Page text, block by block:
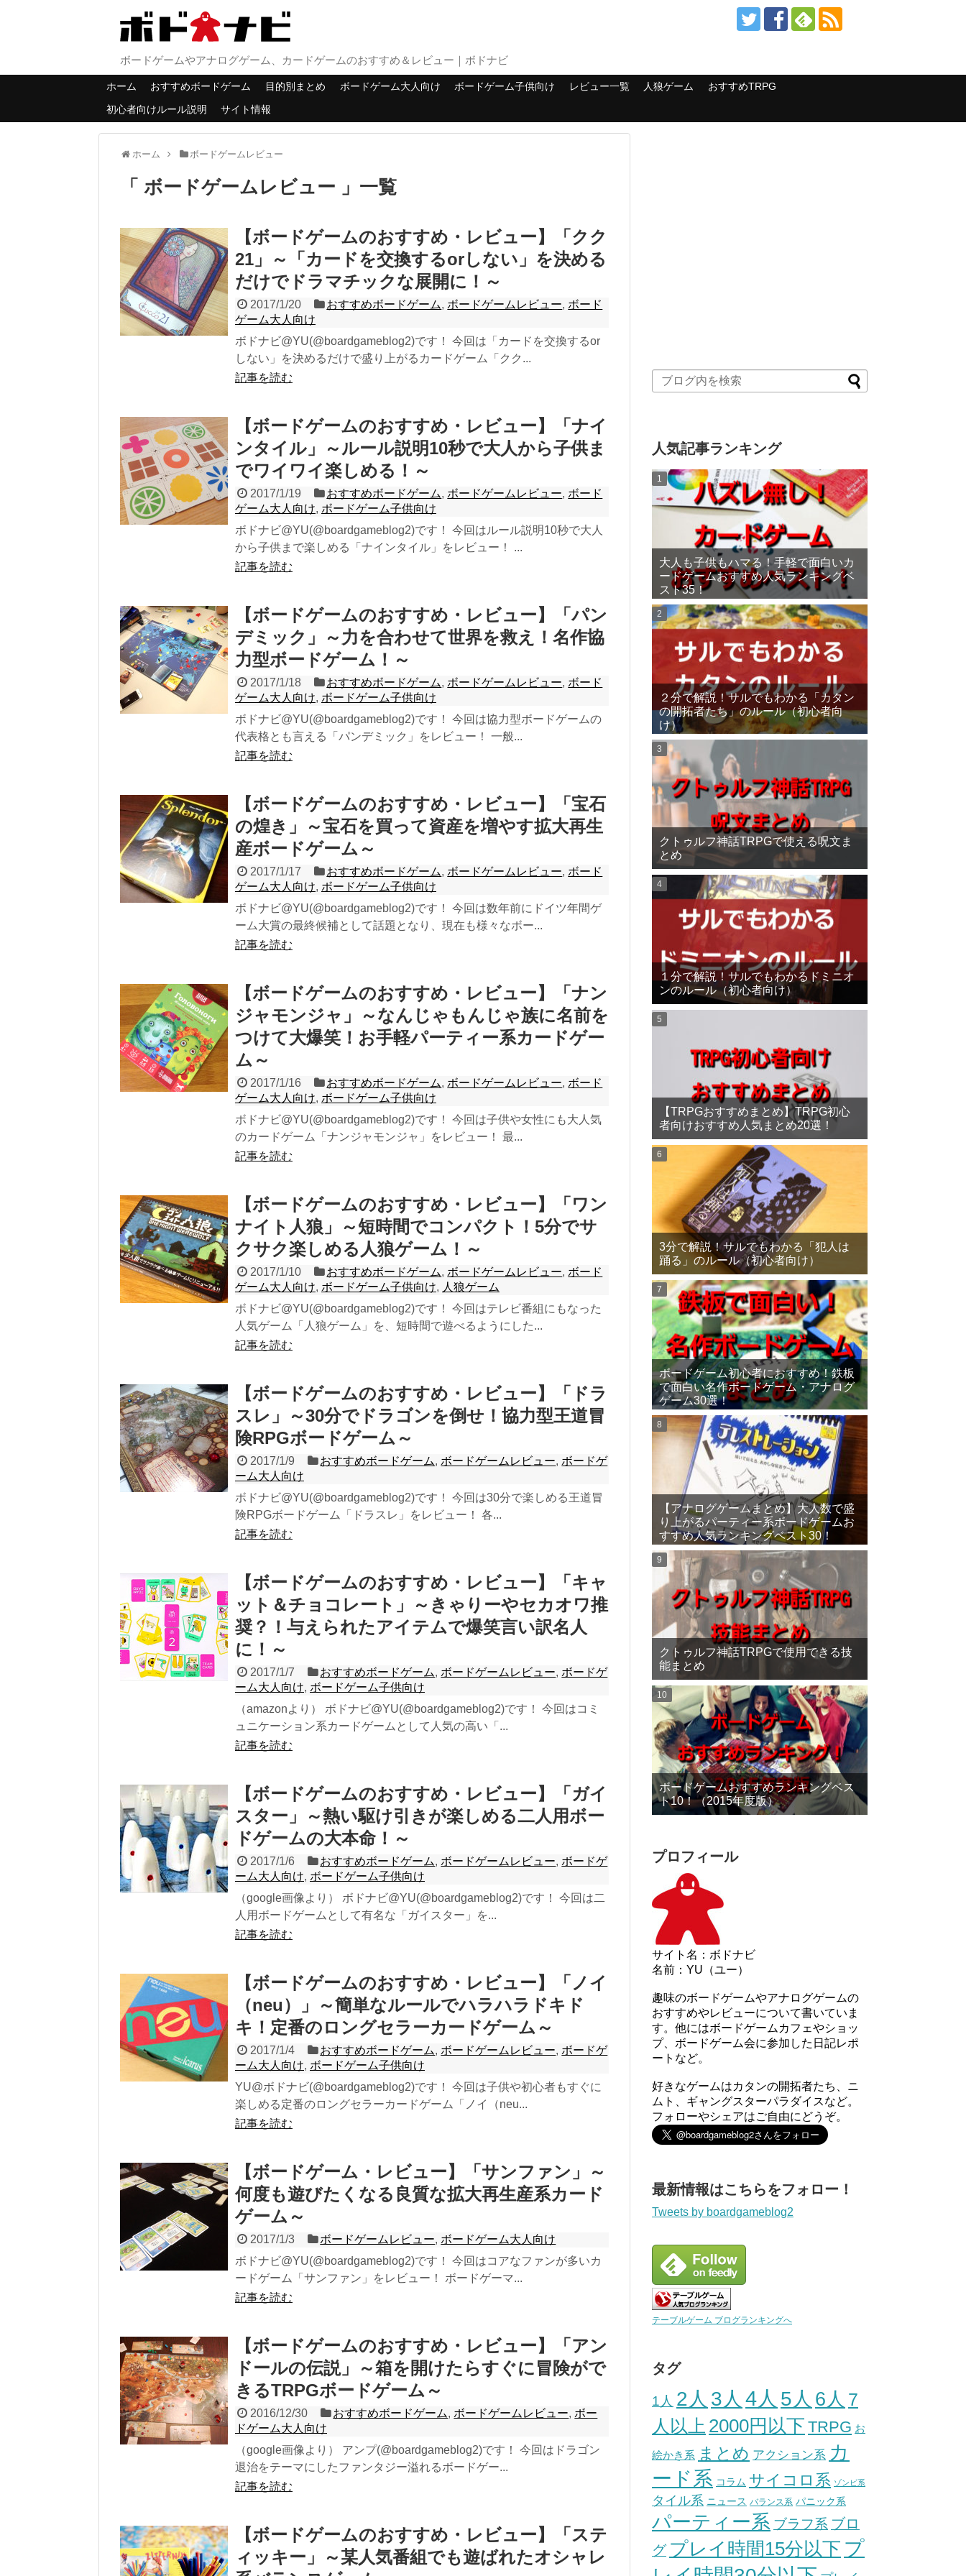
ボードゲームやアナログゲーム、カードゲームのおすすめ＆レビュー｜ボドナビ
ホーム おすすめボードゲーム 目的別まとめ ボードゲーム大人向け ボードゲーム子供向け レビュー一覧 人狼ゲーム
おすすめTRPG
初心者向けルール説明
サイト情報
ホーム ボードゲームレビュー
「 ボードゲームレビュー 」一覧
【ボードゲームのおすすめ・レビュー】「クク
21」～「カードを交換するorしない」を決める
だけでドラマチックな展開に！～
2017/1/20 おすすめボードゲーム,ボードゲームレビュー,ボード
ゲーム大人向け
ボドナビ@YU(@boardgameblog2)です！ 今回は「カードを交換するor
しない」を決めるだけで盛り上がるカードゲーム「クク...
記事を読む
【ボードゲームのおすすめ・レビュー】「ナイ
ンタイル」～ルール説明10秒で大人から子供ま
でワイワイ楽しめる！～
2017/1/19 おすすめボードゲーム,ボードゲームレビュー,ボード
ゲーム大人向け, ボードゲーム子供向け
ボドナビ@YU(@boardgameblog2)です！ 今回はルール説明10秒で大人
から子供まで楽しめる「ナインタイル」をレビュー！ ...
記事を読む
【ボードゲームのおすすめ・レビュー】「パン
デミック」～力を合わせて世界を救え！名作協
力型ボードゲーム！～
2017/1/18 おすすめボードゲーム,ボードゲームレビュー,ボード
ゲーム大人向け, ボードゲーム子供向け
ボドナビ@YU(@boardgameblog2)です！ 今回は協力型ボードゲームの
代表格とも言える「パンデミック」をレビュー！ 一般...
記事を読む
【ボードゲームのおすすめ・レビュー】「宝石
の煌き」～宝石を買って資産を増やす拡大再生
産ボードゲーム～
2017/1/17 おすすめボードゲーム,ボードゲームレビュー,ボード
ゲーム大人向け, ボードゲーム子供向け
ボドナビ@YU(@boardgameblog2)です！ 今回は数年前にドイツ年間ゲ
ーム大賞の最終候補として話題となり、現在も様々なボー...
記事を読む
【ボードゲームのおすすめ・レビュー】「ナン
ジャモンジャ」～なんじゃもんじゃ族に名前を
つけて大爆笑！お手軽パーティー系カードゲー
ム～
2017/1/16 おすすめボードゲーム,ボードゲームレビュー,ボード
ゲーム大人向け, ボードゲーム子供向け
ボドナビ@YU(@boardgameblog2)です！ 今回は子供や女性にも大人気
のカードゲーム「ナンジャモンジャ」をレビュー！ 最...
記事を読む
【ボードゲームのおすすめ・レビュー】「ワン
ナイト人狼」～短時間でコンパクト！5分でサ
クサク楽しめる人狼ゲーム！～
2017/1/10 おすすめボードゲーム,ボードゲームレビュー,ボード
ゲーム大人向け, ボードゲーム子供向け, 人狼ゲーム
ボドナビ@YU(@boardgameblog2)です！ 今回はテレビ番組にもなった
人気ゲーム「人狼ゲーム」を、短時間で遊べるようにした...
記事を読む
【ボードゲームのおすすめ・レビュー】「ドラ
スレ」～30分でドラゴンを倒せ！協力型王道冒
険RPGボードゲーム～
2017/1/9 おすすめボードゲーム,ボードゲームレビュー,ボードゲ
ーム大人向け
ボドナビ@YU(@boardgameblog2)です！ 今回は30分で楽しめる王道冒
険RPGボードゲーム「ドラスレ」をレビュー！ 各...
記事を読む
【ボードゲームのおすすめ・レビュー】「キャ
ット＆チョコレート」～きゃりーやセカオワ推
奨？！与えられたアイテムで爆笑言い訳名人
に！～
2017/1/7 おすすめボードゲーム,ボードゲームレビュー,ボードゲ
ーム大人向け, ボードゲーム子供向け
（amazonより） ボドナビ@YU(@boardgameblog2)です！ 今回はコミ
ュニケーション系カードゲームとして人気の高い「...
記事を読む
【ボードゲームのおすすめ・レビュー】「ガイ
スター」～熱い駆け引きが楽しめる二人用ボー
ドゲームの大本命！～
2017/1/6 おすすめボードゲーム,ボードゲームレビュー,ボードゲ
ーム大人向け, ボードゲーム子供向け
（google画像より） ボドナビ@YU(@boardgameblog2)です！ 今回は二
人用ボードゲームとして有名な「ガイスター」を...
記事を読む
【ボードゲームのおすすめ・レビュー】「ノイ
（neu）」～簡単なルールでハラハラドキド
キ！定番のロングセラーカードゲーム～
2017/1/4 おすすめボードゲーム,ボードゲームレビュー,ボードゲ
ーム大人向け, ボードゲーム子供向け
YU@ボドナビ(@boardgameblog2)です！ 今回は子供や初心者もすぐに
楽しめる定番のロングセラーカードゲーム「ノイ（neu...
記事を読む
【ボードゲーム・レビュー】「サンファン」～
何度も遊びたくなる良質な拡大再生産系カード
ゲーム～
2017/1/3 ボードゲームレビュー,ボードゲーム大人向け
ボドナビ@YU(@boardgameblog2)です！ 今回はコアなファンが多いカ
ードゲーム「サンファン」をレビュー！ ボードゲーマ...
記事を読む
【ボードゲームのおすすめ・レビュー】「アン
ドールの伝説」～箱を開けたらすぐに冒険がで
きるTRPGボードゲーム～
2016/12/30 おすすめボードゲーム,ボードゲームレビュー,ボー
ドゲーム大人向け
（google画像より） アンプ(@boardgameblog2)です！ 今回はドラゴン
退治をテーマにしたファンタジー溢れるボードゲー...
記事を読む
【ボードゲームのおすすめ・レビュー】「ステ
ィッキー」～某人気番組でも遊ばれたオシャレ
人気記事ランキング
大人も子供もハマる！手軽で面白いカ
ードゲームおすすめ人気ランキングベ
スト35！
２分で解説！サルでもわかる「カタン
の開拓者たち」のルール（初心者向
け）
クトゥルフ神話TRPGで使える呪文ま
とめ
１分で解説！サルでもわかるドミニオ
ンのルール（初心者向け）
【TRPGおすすめまとめ】TRPG初心
者向けおすすめ人気まとめ20選！
3分で解説！サルでもわかる「犯人は
踊る」のルール（初心者向け）
ボードゲーム初心者におすすめ！鉄板
で面白い名作ボードゲーム・アナログ
ゲーム30選！
【アナログゲームまとめ】大人数で盛
り上がるパーティー系ボードゲームお
すすめ人気ランキングベスト30！
クトゥルフ神話TRPGで使用できる技
能まとめ
ボードゲームおすすめランキングベス
ト10！（2015年度版）
プロフィール
サイト名：ボドナビ
名前：YU（ユー）
趣味のボードゲームやアナログゲームの
おすすめやレビューについて書いていま
す。他にはボードゲームカフェやショッ
プ、ボードゲーム会に参加した日記レポ
ートなど。
好きなゲームはカタンの開拓者たち、ニ
ムト、ギャングスターパラダイスなど。
フォローやシェアはご自由にどうぞ。
最新情報はこちらをフォロー！
Tweets by boardgameblog2
テーブルゲーム ブログランキングへ
タグ
1人 2人 3人 4人 5人 6人 7
人以上 2000円以下 TRPG お
絵かき系 まとめ アクション系 カ
ード系 コラム サイコロ系 ゾンビ系
タイル系 ニュース バランス系 パニック系
パーティー系 ブラフ系 ブロ
グ プレイ時間15分以下 プ